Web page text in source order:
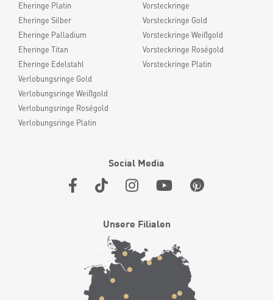
Eheringe Platin
Eheringe Silber
Eheringe Palladium
Eheringe Titan
Eheringe Edelstahl
Verlobungsringe Gold
Verlobungsringe Weißgold
Verlobungsringe Roségold
Verlobungsringe Platin
Vorsteckringe
Vorsteckringe Gold
Vorsteckringe Weißgold
Vorsteckringe Roségold
Vorsteckringe Platin
Social Media
Unsere Filialen